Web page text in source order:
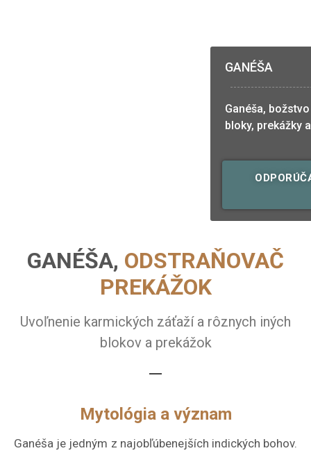
GANÉŠA
Ganéša,
bloky, prekážky
GANÉŠA, ODSTRAŇOVAČ
PREKÁŽOK
Uvoľnenie karmických záťaží a rôznych iných
blokov a prekážok
Mytológia a význam
Ganéša je jedným z najobľúbenejších indických bohov.